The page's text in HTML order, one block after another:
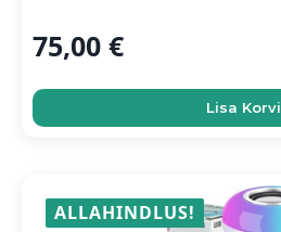
75,00 €
Lisa Korvi
ALLAHINDLUS!